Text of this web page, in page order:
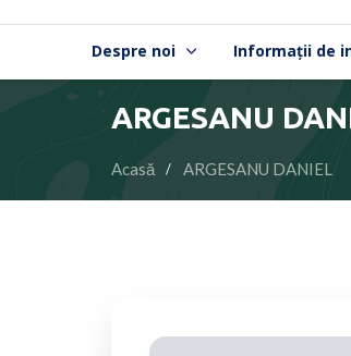
Despre noi Informații de
ARGESANU
Acasă ARGESANU DANIEL